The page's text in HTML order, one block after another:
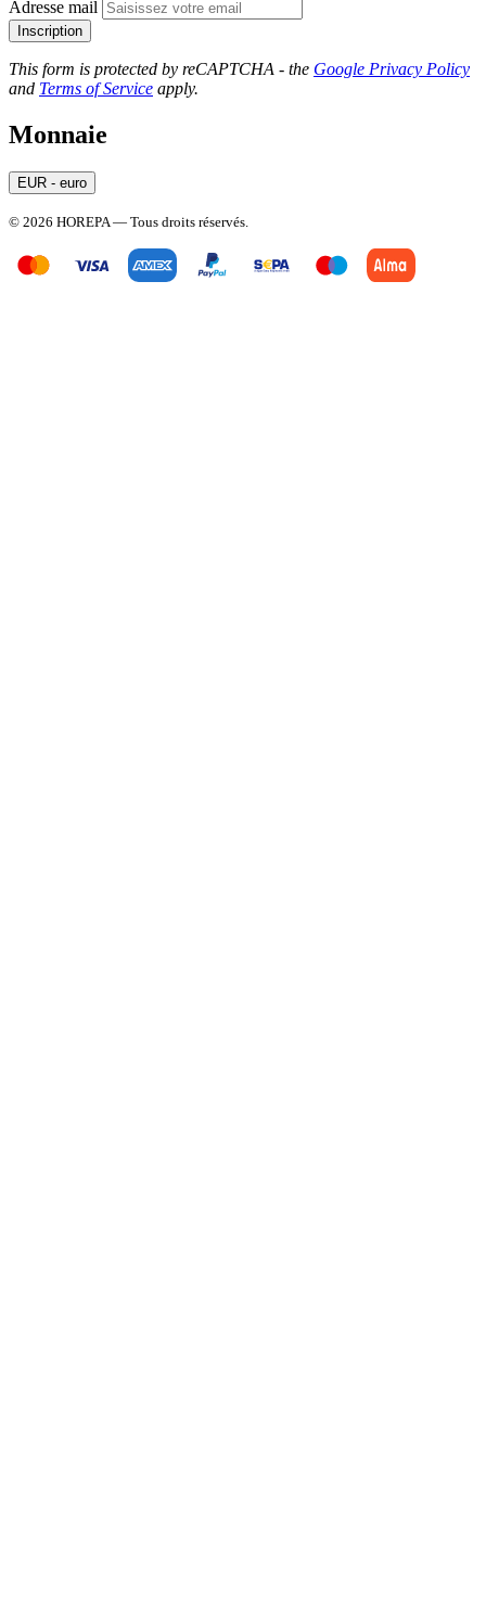
Adresse mail
Inscription
This form is protected by reCAPTCHA - the Google Privacy Policy
and Terms of Service apply.
Monnaie
EUR - euro
© 2026 HOREPA — Tous droits réservés.